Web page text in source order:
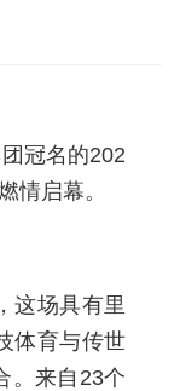
冠名的202
情启幕。
这场具有里
体育与传世
。来自23个